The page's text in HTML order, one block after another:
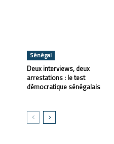
Sénégal
Deux interviews, deux
arrestations : le test
démocratique sénégalais